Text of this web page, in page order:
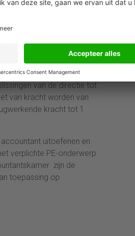
besluiten
vanaf 2014 geen
Ook zou het bestuur
verplichte PE-
onbevoegd regels hebben
van de directie tot
van kracht worden van
kracht tot 1
uitoefenen en
verplichte PE-onderwerp
zijn de
toepassing op